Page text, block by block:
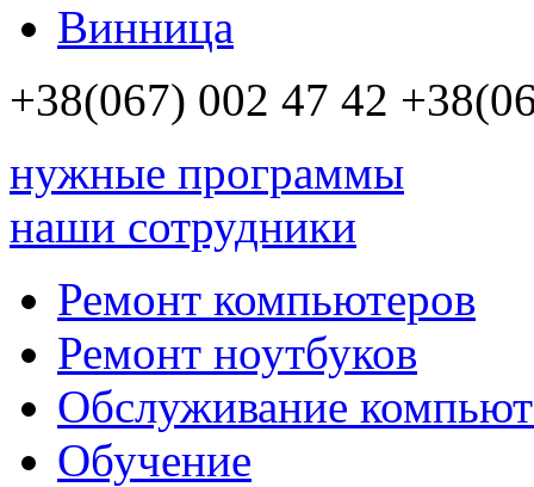
Винница
+38(067) 002 47 42
нужные программы
наши сотрудники
Ремонт компьютеров
Ремонт ноутбуков
Обслуживание
Обучение